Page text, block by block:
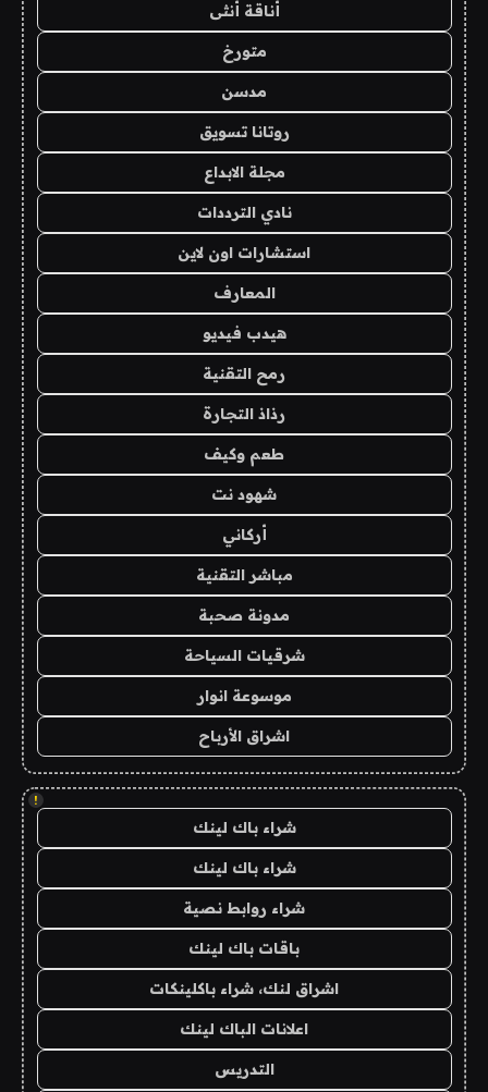
أناقة أنثى
متورخ
مدسن
روتانا تسويق
مجلة الابداع
نادي الترددات
استشارات اون لاين
المعارف
هيدب فيديو
رمح التقنية
رذاذ التجارة
طعم وكيف
شهود نت
أركاني
مباشر التقنية
مدونة صحبة
شرقيات السياحة
موسوعة انوار
اشراق الأرباح
!
شراء باك لينك
شراء باك لينك
شراء روابط نصية
باقات باك لينك
اشراق لنك، شراء باكلينكات
اعلانات الباك لينك
التدريس